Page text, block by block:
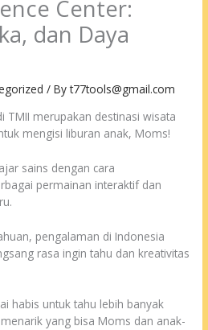
Center:
dan Daya
/ Byt77tools@gmail.com
TMII merupakan destinasi wisata
mengisi liburan anak, Moms!
sains dengan cara
permainan interaktif dan
pengalaman di Indonesia
rasa ingin tahu dan kreativitas
habis untuk tahu lebih banyak
yang bisa Moms dan anak-